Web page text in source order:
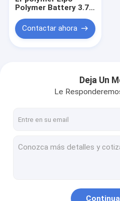
Polymer Battery 3.7V
Voltage For Long-
Lasting Performance
Contactar ahora
Deja Un
Le